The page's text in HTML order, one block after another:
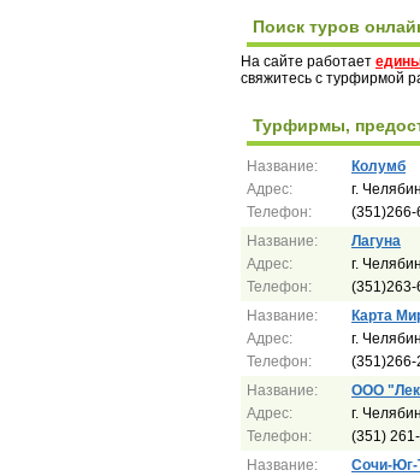
Поиск туров
На сайте работает
свяжитесь с турфирмой
Турфирмы,
Название:
Адрес:
Телефон:
Колумб
г.
(351)266-
Название:
Адрес:
Телефон:
Лагуна
г.
(351)263-
Название:
Адрес:
Телефон:
Карта
г.
(351)266-
Название:
Адрес:
Телефон:
ООО
г.
(351)
Название:
Сочи-Юг-